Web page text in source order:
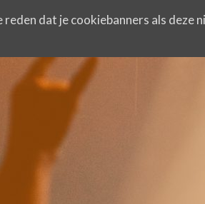
dat je cookiebanners als